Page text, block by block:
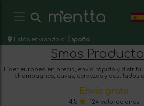
Estás enviando a: España
Smas
Líder europeo en precio, envío rápido y
champagnes, cavas, cervezas y destilados
Envío gratis
4,5
124 valoraciones